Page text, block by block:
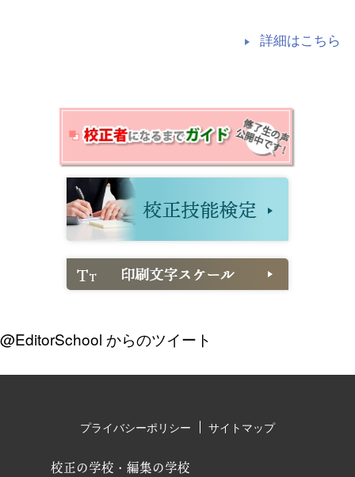
詳細はこちら
@EditorSchool からのツイート
校正の学校・編集の学校
プライバシーポリシー サイトマップ